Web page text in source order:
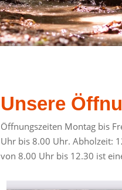
Unsere
Öffnungszeiten Montag bis
Uhr bis 8.00 Uhr. Abholzeit:
von 8.00 Uhr bis 12.30 ist